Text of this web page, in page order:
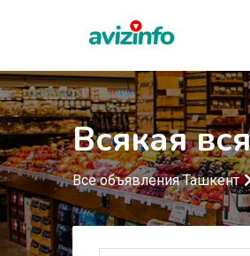
Всякая
Все объявления Ташкент